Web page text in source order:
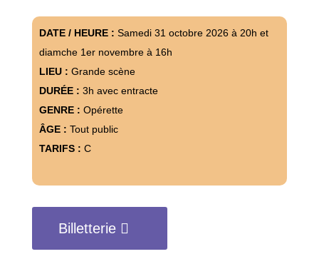
DATE / HEURE : Samedi 31 octobre 2026 à 20h et
diamche 1er novembre à 16h
LIEU : Grande scène
DURÉE : 3h avec entracte
GENRE : Opérette
ÂGE : Tout public
TARIFS : C
Billetterie